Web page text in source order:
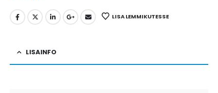
LISA LEMMIKUTESSE
LISAINFO